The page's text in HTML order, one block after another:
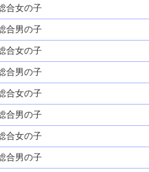
合女の子
合男の子
合女の子
合男の子
合女の子
合男の子
合女の子
合男の子